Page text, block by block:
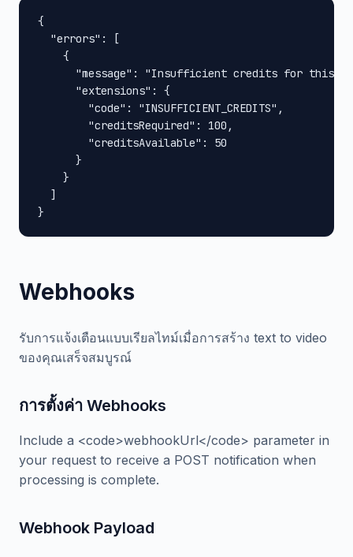
{
  "errors": [
    {
"message": "Insufficient credits for this
      "extensions": {
        "code": "INSUFFICIENT_CREDITS",
        "creditsRequired": 100,
        "creditsAvailable": 50
      }
    }
  ]
}
Webhooks
รับการแจ้งเตือนแบบเรียลไทม์เมื่อการสร้าง text to video
ของคุณเสร็จสมบูรณ์
การตั้งค่า Webhooks
Include a <code>webhookUrl</code> parameter in
your request to receive a POST notification when
processing is complete.
Webhook Payload